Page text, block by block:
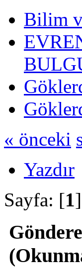
Bilim
« önceki
Yazdır
Sayfa: [1